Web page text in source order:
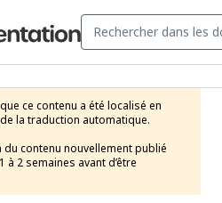
ce contenu a été localisé en
la traduction automatique.
du contenu nouvellement publié
à 2 semaines avant d’être